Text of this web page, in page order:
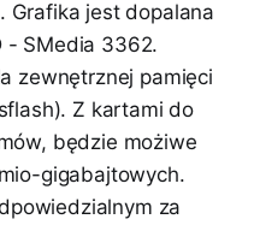
Grafika jest dopalana
- SMedia 3362.
zewnętrznej pamięci
Z kartami do
będzie możiwe
gigabajtowych.
za